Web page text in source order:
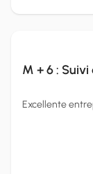
M + 6 :
Excellente